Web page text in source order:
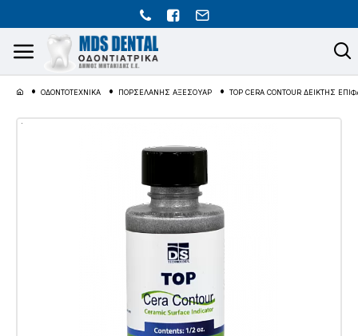
ΟΔΟΝΤΟΤΕΧΝΙΚΑ ΠΟΡΣΕΛΑΝΗΣ ΑΞΕΣΟΥΑΡ TOP CERA CONTOUR ΔΕΙΚΤΗΣ